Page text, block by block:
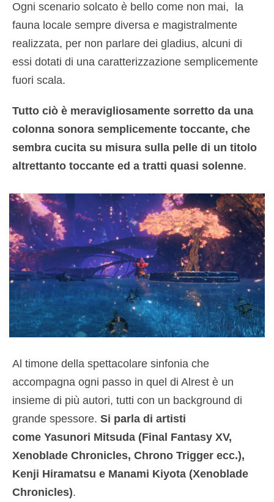
Ogni scenario solcato è bello come non mai, la
fauna locale sempre diversa e magistralmente
realizzata, per non parlare dei gladius, alcuni di
essi dotati di una caratterizzazione semplicemente
fuori scala.
Tutto ciò è meravigliosamente sorretto da una
colonna sonora semplicemente toccante, che
sembra cucita su misura sulla pelle di un titolo
altrettanto toccante ed a tratti quasi solenne.
Al timone della spettacolare sinfonia che
accompagna ogni passo in quel di Alrest è un
insieme di più autori, tutti con un background di
grande spessore. Si parla di artisti
come Yasunori Mitsuda (Final Fantasy XV,
Xenoblade Chronicles, Chrono Trigger ecc.),
Kenji Hiramatsu e Manami Kiyota (Xenoblade
Chronicles).